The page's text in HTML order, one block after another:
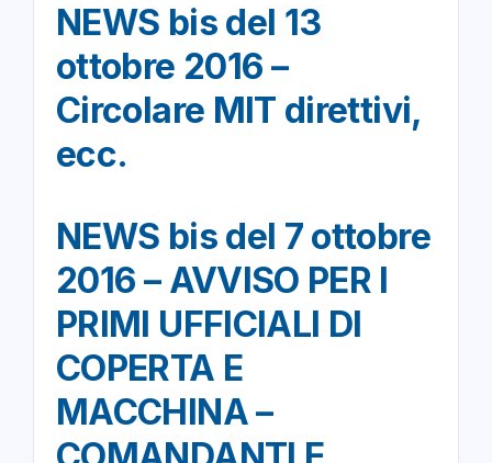
NEWS bis del 13
ottobre 2016 –
Circolare MIT direttivi,
ecc.
NEWS bis del 7 ottobre
2016 – AVVISO PER I
PRIMI UFFICIALI DI
COPERTA E
MACCHINA –